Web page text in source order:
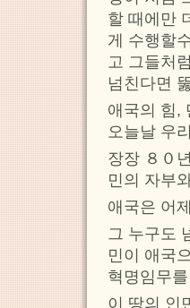
할 때에만
게 수행할
고 그들처
넘친다면
애국의 힘,
오늘날 우
장장 ８０
민의 자부
애국은 어
그 누구도
민이 애국
혁명임무
이 땅의 인